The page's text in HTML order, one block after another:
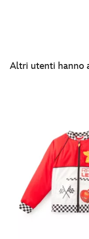
Altri utenti hanno